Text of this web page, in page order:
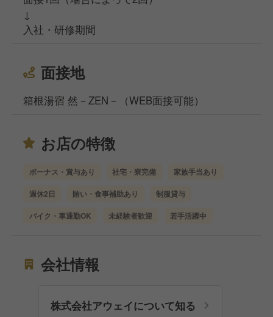
↓
入社・研修期間
面接地
箱根湯宿 然－ZEN－（WEB面接可能）
お店の特徴
ボーナス・賞与あり 社宅・寮完備 家族手当あり
週休2日 賄い・食事補助あり 制服貸与
バイク・車通勤OK 未経験者歓迎 若手活躍中
会社情報
株式会社アウェイについて知る